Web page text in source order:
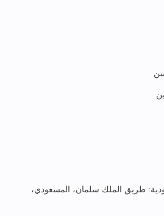
طريق الملك سلمان، المسعودي،